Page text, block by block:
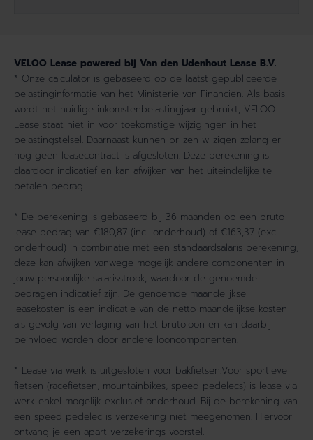
VELOO Lease powered bij Van den Udenhout Lease B.V.
* Onze calculator is gebaseerd op de laatst gepubliceerde
belastinginformatie van het Ministerie van Financiën. Als basis
wordt het huidige inkomstenbelastingjaar gebruikt, VELOO
Lease staat niet in voor toekomstige wijzigingen in het
belastingstelsel. Daarnaast kunnen prijzen wijzigen zolang er
nog geen leasecontract is afgesloten. Deze berekening is
daardoor indicatief en kan afwijken van het uiteindelijke te
betalen bedrag.
* De berekening is gebaseerd bij 36 maanden op een bruto
lease bedrag van €180,87 (incl. onderhoud) of €163,37 (excl.
onderhoud) in combinatie met een standaardsalaris berekening,
deze kan afwijken vanwege mogelijk andere componenten in
jouw persoonlijke salarisstrook, waardoor de genoemde
bedragen indicatief zijn. De genoemde maandelijkse
leasekosten is een indicatie van de netto maandelijkse kosten
als gevolg van verlaging van het brutoloon en kan daarbij
beïnvloed worden door andere looncomponenten.
* Lease via werk is uitgesloten voor bakfietsen.Voor sportieve
fietsen (racefietsen, mountainbikes, speed pedelecs) is lease via
werk enkel mogelijk exclusief onderhoud. Bij de berekening van
een speed pedelec is verzekering niet meegenomen. Hiervoor
ontvang je een apart verzekerings voorstel.